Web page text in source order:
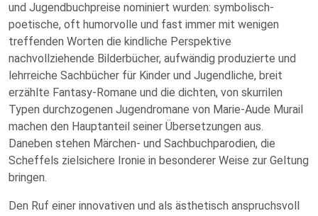
und Jugendbuchpreise nominiert wurden: symbolisch-
poetische, oft humorvolle und fast immer mit wenigen
treffenden Worten die kindliche Perspektive
nachvollziehende Bilderbücher, aufwändig produzierte und
lehrreiche Sachbücher für Kinder und Jugendliche, breit
erzählte Fantasy-Romane und die dichten, von skurrilen
Typen durchzogenen Jugendromane von Marie-Aude Murail
machen den Hauptanteil seiner Übersetzungen aus.
Daneben stehen Märchen- und Sachbuchparodien, die
Scheffels zielsichere Ironie in besonderer Weise zur Geltung
bringen.
Den Ruf einer innovativen und als ästhetisch anspruchsvoll